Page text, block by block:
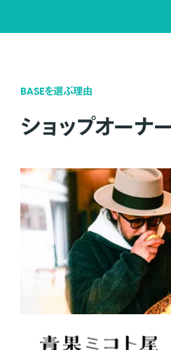
BASEを選ぶ理由
ショップオーナ